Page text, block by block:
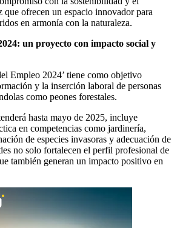
que ofrecen un espacio innovador para
en armonía con la naturaleza.
un proyecto con impacto social y
Empleo 2024’ tiene como objetivo
y la inserción laboral de personas
como peones forestales.
hasta mayo de 2025, incluye
en competencias como jardinería,
de especies invasoras y adecuación de
no solo fortalecen el perfil profesional de
también generan un impacto positivo en